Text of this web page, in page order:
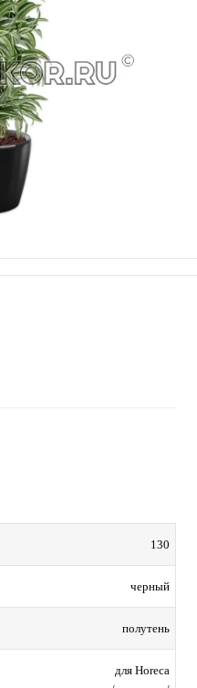
130
черный
полутень
для Horeca